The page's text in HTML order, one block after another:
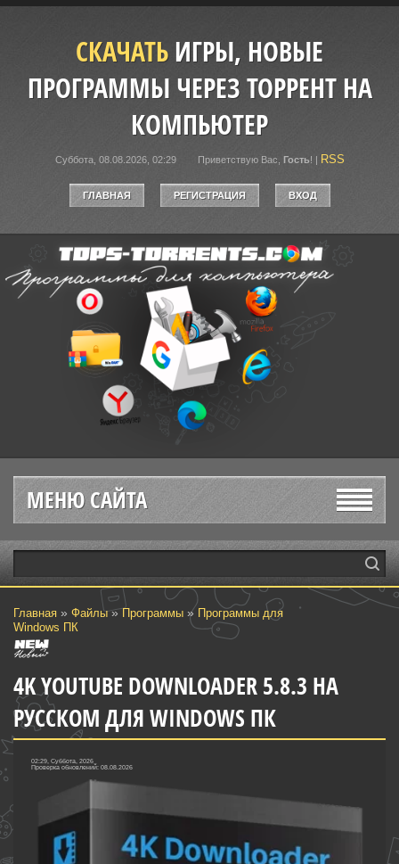
СКАЧАТЬИГРЫ, НОВЫЕ
ПРОГРАММЫ ЧЕРЕЗ ТОРРЕНТ НА
КОМПЬЮТЕР
Суббота, 08.08.2026, 02:29 Приветствую Вас Гость! | RSS
ГЛАВНАЯ РЕГИСТРАЦИЯ ВХОД
МЕНЮ САЙТА
Главная » Файлы»Программы » Программы для
Windows ПК
4K YOUTUBE DOWNLOADER 5.8.3 НА
РУССКОМ ДЛЯ WINDOWS ПК
02:29, Суббота, 2026
Проверка обновлений: 08.08.2026